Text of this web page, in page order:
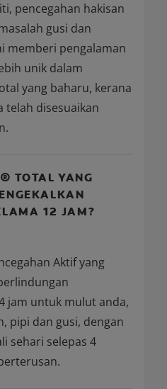
pencegahan hakisan
gusi dan
memberi pengalaman
unik dalam
yang baharu, kerana
telah disesuaikan
TOTAL YANG
12 JAM?
Aktif yang
jam untuk mulut anda,
pipi dan gusi, dengan
sehari selepas 4